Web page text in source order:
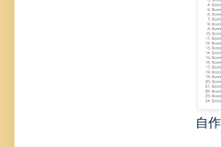
自